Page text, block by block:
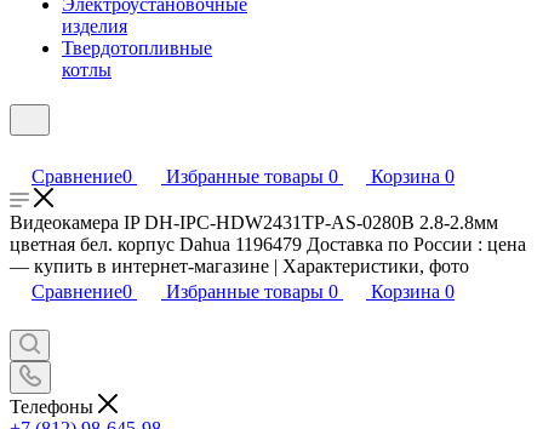
Электроустановочные
изделия
Твердотопливные
котлы
Сравнение0 Избранные товары 0 Корзина 0
Видеокамера IP DH-IPC-HDW2431TP-AS-0280B 2.8-2.8мм
цветная бел. корпус Dahua 1196479 Доставка по России : цена
— купить в интернет-магазине | Характеристики, фото
Сравнение0 Избранные товары 0 Корзина 0
Телефоны